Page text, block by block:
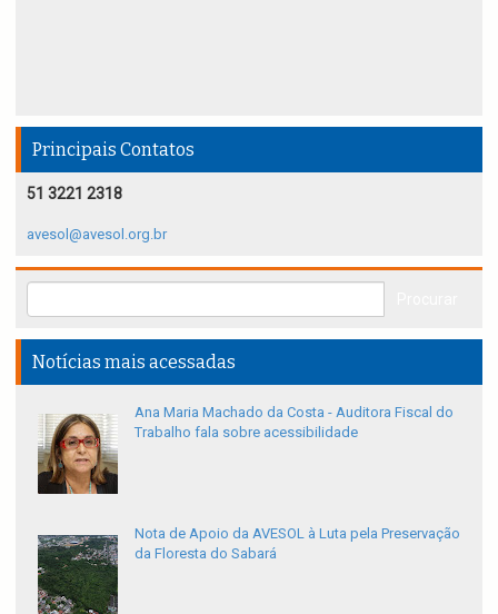
Principais Contatos
51 3221 2318
avesol@avesol.org.br
Notícias mais acessadas
Ana Maria Machado da Costa - Auditora Fiscal do
Trabalho fala sobre acessibilidade
Nota de Apoio da AVESOL à Luta pela Preservação
da Floresta do Sabará